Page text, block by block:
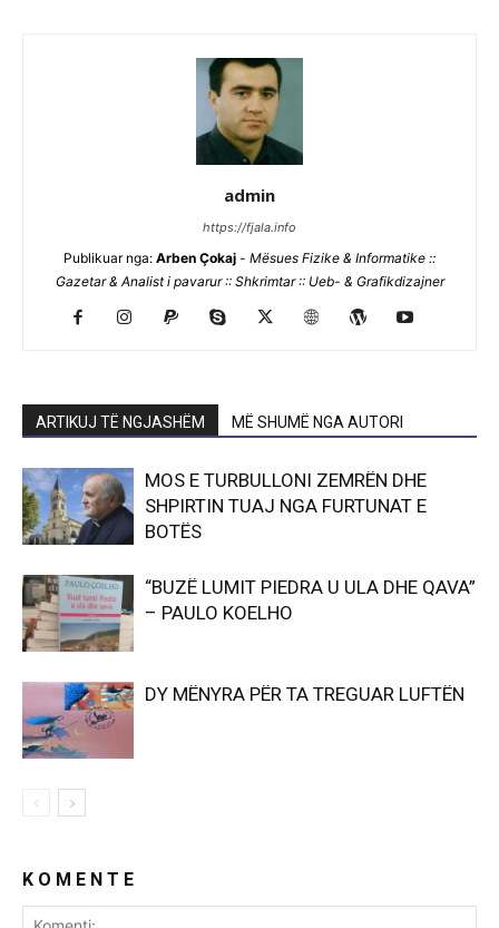
admin
https://fjala.info
Publikuar nga: Arben Çokaj - Mësues Fizike & Informatike ::
Gazetar & Analist i pavarur :: Shkrimtar :: Ueb- & Grafikdizajner
ARTIKUJ TË NGJASHËM MË SHUMË NGA AUTORI
MOS E TURBULLONI ZEMRËN DHE
SHPIRTIN TUAJ NGA FURTUNAT E
BOTËS
“BUZË LUMIT PIEDRA U ULA DHE QAVA”
– PAULO KOELHO
DY MËNYRA PËR TA TREGUAR LUFTËN
K O M E N T E